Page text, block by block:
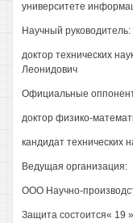
университете
Научный руководитель:
доктор технических
Леонидович
Официальные
доктор физико-
кандидат технических
Ведущая организация:
ООО Научно-
Защита состоится« 19